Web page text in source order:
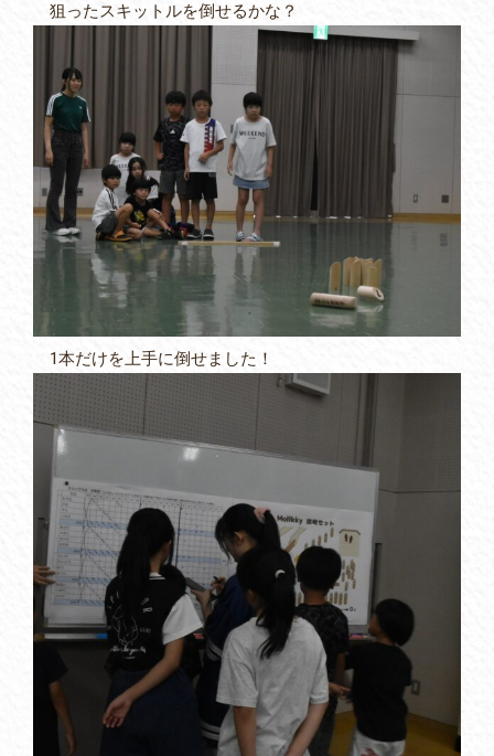
狙ったスキットルを倒せるかな？
1本だけを上手に倒せました！